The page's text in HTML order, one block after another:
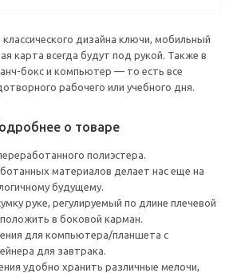
дизайна ключи, мобильный
карта всегда будут под рукой. Также в
бокс и компьютер — то есть все
рабочего или учебного дня.
о товаре
полиэстера.
материалов делает нас еще на
будущему.
руке, регулируемый по длине плечевой
в боковой карман.
для компьютера/планшета с
для завтрака.
удобно хранить различные мелочи,